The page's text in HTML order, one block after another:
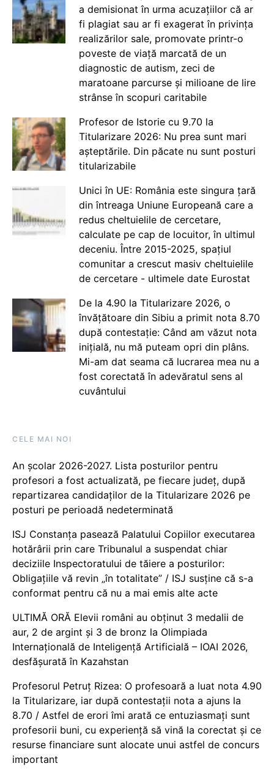
a demisionat în urma acuzațiilor că ar
fi plagiat sau ar fi exagerat în privința
realizărilor sale, promovate printr-o
poveste de viață marcată de un
diagnostic de autism, zeci de
maratoane parcurse și milioane de lire
strânse în scopuri caritabile
Profesor de Istorie cu 9.70 la
Titularizare 2026: Nu prea sunt mari
așteptările. Din păcate nu sunt posturi
titularizabile
Unici în UE: România este singura țară
din întreaga Uniune Europeană care a
redus cheltuielile de cercetare,
calculate pe cap de locuitor, în ultimul
deceniu. Între 2015-2025, spațiul
comunitar a crescut masiv cheltuielile
de cercetare - ultimele date Eurostat
De la 4.90 la Titularizare 2026, o
învățătoare din Sibiu a primit nota 8.70
după contestație: Când am văzut nota
inițială, nu mă puteam opri din plâns.
Mi-am dat seama că lucrarea mea nu a
fost corectată în adevăratul sens al
cuvântului
CELE MAI NOI
An școlar 2026-2027. Lista posturilor pentru
profesori a fost actualizată, pe fiecare județ, după
repartizarea candidaților de la Titularizare 2026 pe
posturi pe perioadă nedeterminată
ISJ Constanța pasează Palatului Copiilor executarea
hotărârii prin care Tribunalul a suspendat chiar
deciziile Inspectoratului de tăiere a posturilor:
Obligațiile vă revin „în totalitate” / ISJ susține că s-a
conformat pentru că nu a mai emis alte acte
ULTIMĂ ORĂ Elevii români au obținut 3 medalii de
aur, 2 de argint și 3 de bronz la Olimpiada
Internațională de Inteligență Artificială – IOAI 2026,
desfășurată în Kazahstan
Profesorul Petruț Rizea: O profesoară a luat nota 4.90
la Titularizare, iar după contestații nota a ajuns la
8.70 / Astfel de erori îmi arată ce entuziasmați sunt
profesorii buni, cu experiență să vină la corectat și ce
resurse financiare sunt alocate unui astfel de concurs
important